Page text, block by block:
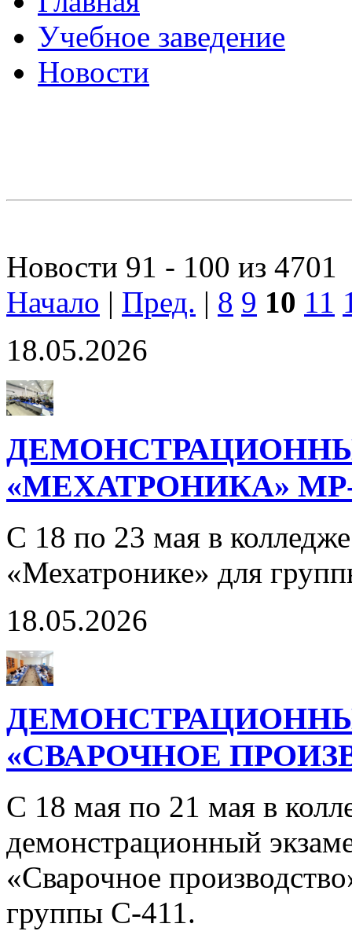
Учебное заведение
Новости
Новости 91 - 100 из 4701
Начало | Пред. | 8 9 10 11
18.05.2026
«МЕХАТРОНИКА» МР-
С 18 по 23 мая в
«Мехатронике» для
18.05.2026
«СВАРОЧНОЕ
С 18 мая по 21 мая в
демонстрационный
«Сварочное
группы С-411.